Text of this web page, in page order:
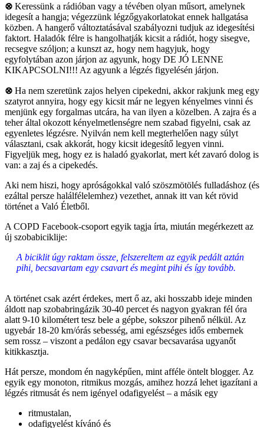
⊗ Keressünk a rádióban vagy a tévében olyan műsort, amelynek
idegesít a hangja; végezzünk légzőgyakorlatokat ennek hallgatása
közben. A hangerő változtatásával szabályozni tudjuk az idegesítési
faktort. Haladók félre is hangolhatják kicsit a rádiót, hogy sisegve,
recsegve szóljon; a kunszt az, hogy nem hagyjuk, hogy
egyfolytában azon járjon az agyunk, hogy DE JÓ LENNE
KIKAPCSOLNI!!! Az agyunk a légzés figyelésén járjon.
⊗ Ha nem szeretünk zajos helyen cipekedni, akkor rakjunk meg egy
szatyrot annyira, hogy egy kicsit már ne legyen kényelmes vinni és
menjünk egy forgalmas utcára, ha van ilyen a közelben. A zajra és a
teher által okozott kényelmetlenségre nem szabad figyelni, csak az
egyenletes légzésre. Nyilván nem kell megterhelően nagy súlyt
választani, csak akkorát, hogy kicsit idegesítő legyen vinni.
Figyeljük meg, hogy ez is haladó gyakorlat, mert két zavaró dolog is
van: a zaj és a cipekedés.
Aki nem hiszi, hogy apróságokkal való szöszmötölés fulladáshoz (és
ezáltal persze halálfélelemhez) vezethet, annak itt van két rövid
történet a Való Életből.
A COPD Facebook-csoport egyik tagja írta, miután megérkezett az
új szobabiciklije:
A biciklit úgy raktam össze, felszereltem az egyik pedált aztán
pihi, becsavartam egy csavart és megint pihi és így tovább.
A történet csak azért érdekes, mert ő az, aki hosszabb ideje minden
áldott nap szobabringázik 30-40 percet és nagyon gyakran fél óra
alatt 9-10 kilométert tesz bele a gépbe, sokszor pihenő nélkül. Az
ugyebár 18-20 km/órás sebesség, ami egészséges idős embernek
sem rossz – viszont a pedálon egy csavar becsavarása ugyanőt
kitikkasztja.
Hát persze, mondom én nagyképűen, mint afféle öntelt blogger. Az
egyik egy monoton, ritmikus mozgás, amihez hozzá lehet igazítani a
légzés ritmusát és nem igényel odafigyelést – a másik egy
ritmustalan,
odafigyelést kívánó és